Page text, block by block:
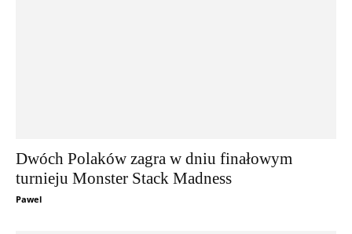
Dwóch Polaków zagra w dniu finałowym
turnieju Monster Stack Madness
Pawel